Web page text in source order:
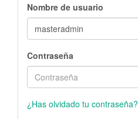
Nombre de usuario
Contraseña
¿Has olvidado tu contraseña?